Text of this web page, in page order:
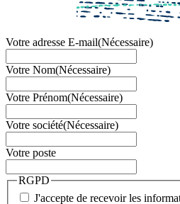
Votre adresse E-mail(Nécessaire)
Votre Nom(Nécessaire)
Votre Prénom(Nécessaire)
Votre société(Nécessaire)
Votre poste
RGPD
J'accepte de recevoir les